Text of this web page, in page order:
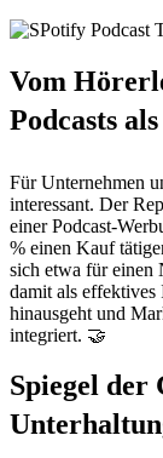
Vom
Podcasts
Für Unternehmen
interessant. Der
einer Podcast-
% einen Kauf
sich etwa für einen
damit als effektives
hinausgeht und
integriert. 🤝
Spiegel der